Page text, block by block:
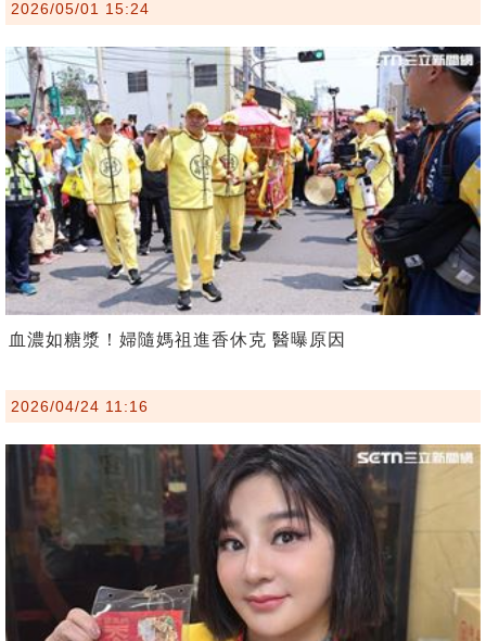
2026/05/01 15:24
血濃如糖漿！婦隨媽祖進香休克 醫曝原因
2026/04/24 11:16